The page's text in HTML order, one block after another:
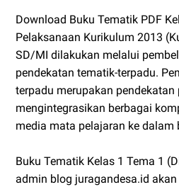
Download Buku Tematik PDF
Pelaksanaan Kurikulum 2013
SD/MI dilakukan melalui
pendekatan tematik-terpadu.
terpadu merupakan
mengintegrasikan berbagai
media mata pelajaran ke dalam
Buku Tematik Kelas 1 Tema 1
admin blog juragandesa.id